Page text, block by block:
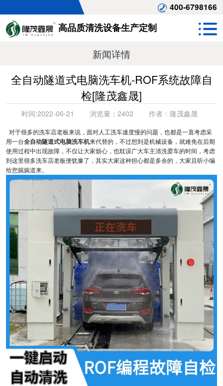
400-6798166
高品质清洗设备生产定制
新闻详情
全自动隧道式电脑洗车机-ROF系统故障自
检[隆茂鑫晟]
时间:2022-06-21 浏览量： 2402 作者： 隆茂鑫晟
对于很多的洗车店老板来说，面对人工洗车速度慢的问题，也都是一直考虑采
用一台全自动隧道式电脑洗车机来代替的，不过想到是机械设备，就难免在后期
使用过程中出现故障，不仅让大家烦心，也耽误广大车主清洗爱车的时间，考虑
到这里很多洗车店老板便犹豫了，其实大家这种担心都是多余的，大家且听小编
给您娓娓道来。